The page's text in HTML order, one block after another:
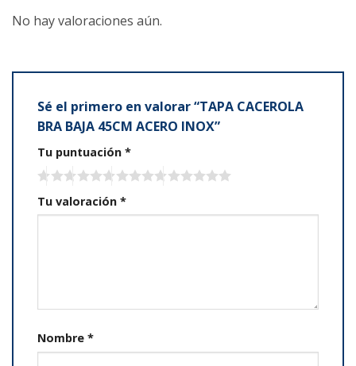
No hay valoraciones aún.
Sé el primero en valorar “TAPA CACEROLA
BRA BAJA 45CM ACERO INOX”
Tu puntuación *
Tu valoración *
Nombre *